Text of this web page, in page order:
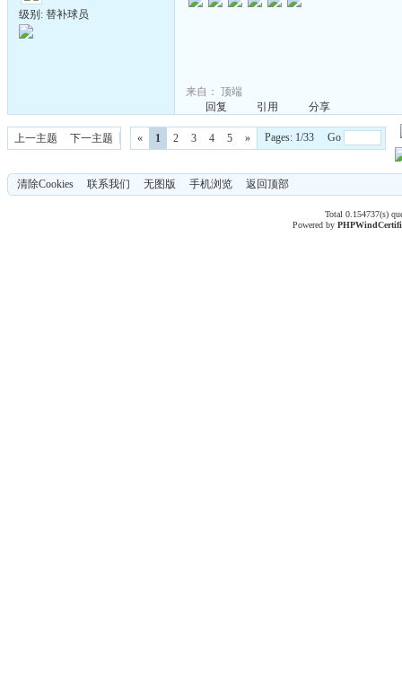
级别: 替补球员
来自： 顶端
回复
引用 分享
上一主题 下一主题 « 1 2 3 4 5 » Pages: 1/33 Go
清除Cookies 联系我们 无图版 手机浏览 返回顶部
Total 0.154737(s)
Powered byPHPWind